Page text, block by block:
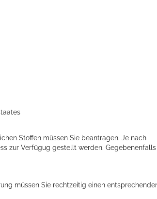
Stoffen müssen Sie beantragen. Je nach
zur Verfügug gestellt werden. Gegebenenfalls
müssen Sie rechtzeitig einen